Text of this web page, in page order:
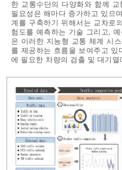
한 교통수단의 다양화와 함께
필요성은 해마다 증가하고 있으
계를 구축하기 위해서는 교차로
험도를 예측하는 기술 그리고,
은 이러한 지능형 교통 체계 시
를 제공하는 흐름을 보여주고
에 필요한 차량의 검출 및 대기열